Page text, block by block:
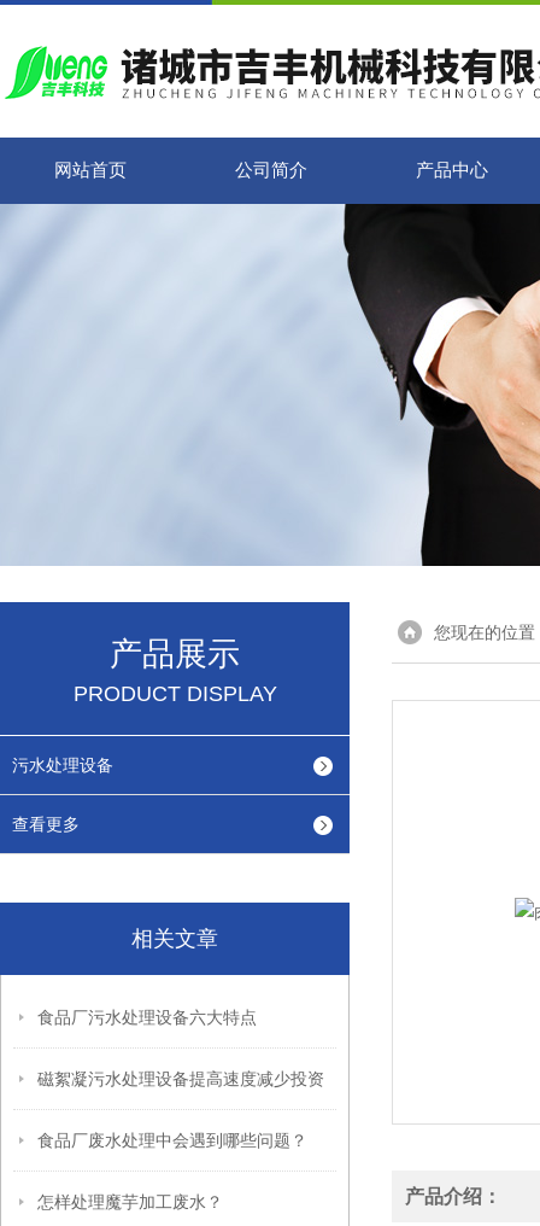
网站首页 公司简介 产品中心
产品展示
PRODUCT DISPLAY
污水处理设备
查看更多
相关文章
食品厂污水处理设备六大特点
磁絮凝污水处理设备提高速度减少投资
食品厂废水处理中会遇到哪些问题？
怎样处理魔芋加工废水？
您现在的位置
产品介绍：